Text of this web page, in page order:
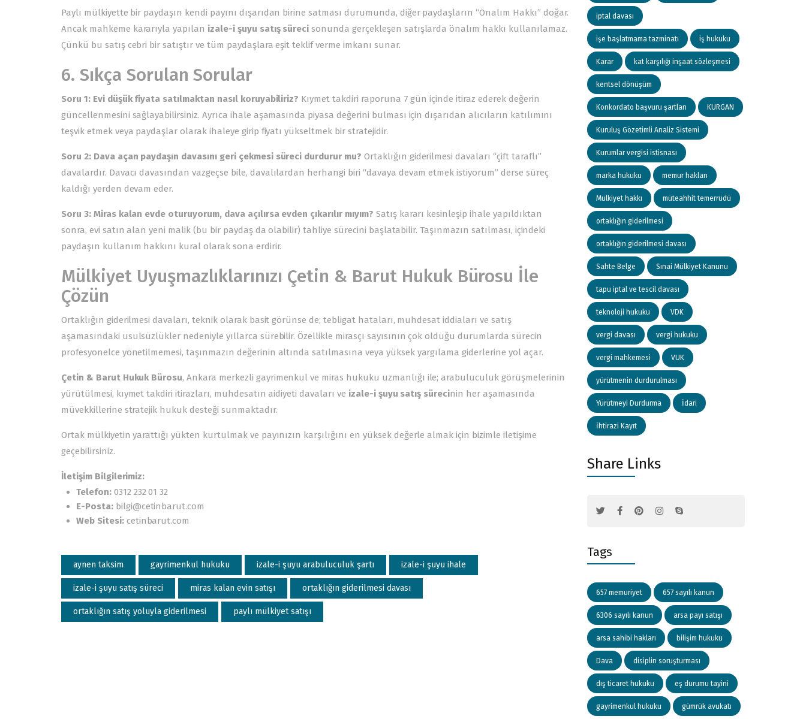
Paylı mülkiyette bir paydaşın kendi payını dışarıdan birine satması durumunda, diğer paydaşların “Önalım Hakkı” doğar.
Ancak mahkeme kararıyla yapılan izale-i şuyu satış süreci sonunda gerçekleşen satışlarda önalım hakkı kullanılamaz.
Çünkü bu satış cebri bir satıştır ve tüm paydaşlara eşit teklif verme imkanı sunar.
6. Sıkça Sorulan Sorular
Soru 1: Evi düşük fiyata satılmaktan nasıl koruyabiliriz? Kıymet takdiri raporuna 7 gün içinde itiraz ederek değerin
güncellenmesini sağlayabilirsiniz. Ayrıca ihale aşamasında piyasa değerini bulması için dışarıdan alıcıların katılımını
teşvik etmek veya paydaşlar olarak ihaleye girip fiyatı yükseltmek bir stratejidir.
Soru 2: Dava açan paydaşın davasını geri çekmesi süreci durdurur mu? Ortaklığın giderilmesi davaları “çift taraflı”
davalardır. Davacı davasından vazgeçse bile, davalılardan herhangi biri “davaya devam etmek istiyorum” derse süreç
kaldığı yerden devam eder.
Soru 3: Miras kalan evde oturuyorum, dava açılırsa evden çıkarılır mıyım? Satış kararı kesinleşip ihale yapıldıktan
sonra, evi satın alan yeni malik (bu bir paydaş da olabilir) tahliye sürecini başlatabilir. Taşınmazın satılması, içindeki
paydaşın kullanım hakkını kural olarak sona erdirir.
Mülkiyet Uyuşmazlıklarınızı Çetin & Barut Hukuk Bürosu İle
Çözün
Ortaklığın giderilmesi davaları, teknik olarak basit görünse de; tebligat hataları, muhdesat iddiaları ve satış
aşamasındaki usulsüzlükler nedeniyle yıllarca sürebilir. Özellikle mirasçı sayısının çok olduğu durumlarda sürecin
profesyonelce yönetilmemesi, taşınmazın değerinin altında satılmasına veya yüksek yargılama giderlerine yol açar.
Çetin & Barut Hukuk Bürosu, Ankara merkezli gayrimenkul ve miras hukuku uzmanlığı ile; arabuluculuk görüşmelerinin
yürütülmesi, kıymet takdiri itirazları, muhdesatın aidiyeti davaları ve izale-i şuyu satış sürecinin her aşamasında
müvekkillerine stratejik hukuk desteği sunmaktadır.
Ortak mülkiyetin yarattığı yükten kurtulmak ve payınızın karşılığını en yüksek değerle almak için bizimle iletişime
geçebilirsiniz.
İletişim Bilgilerimiz:
Telefon: 0312 232 01 32
E-Posta: bilgi@cetinbarut.com
Web Sitesi: cetinbarut.com
aynen taksim gayrimenkul hukuku izale-i şuyu arabuluculuk şartı izale-i şuyu ihale
izale-i şuyu satış süreci miras kalan evin satışı ortaklığın giderilmesi davası
ortaklığın satış yoluyla giderilmesi paylı mülkiyet satışı
iptal davası
işe başlatmama tazminatı iş hukuku
Karar kat karşılığı inşaat sözleşmesi
kentsel dönüşüm
Konkordato başvuru şartları KURGAN
Kuruluş Gözetimli Analiz Sistemi
Kurumlar vergisi istisnası
marka hukuku memur hakları
Mülkiyet hakkı müteahhit temerrüdü
ortaklığın giderilmesi
ortaklığın giderilmesi davası
Sahte Belge Sınai Mülkiyet Kanunu
tapu iptal ve tescil davası
teknoloji hukuku VDK
vergi davası vergi hukuku
vergi mahkemesi VUK
yürütmenin durdurulması
Yürütmeyi Durdurma İdari
İhtirazi Kayıt
Share Links
Tags
657 memuriyet 657 sayılı kanun
6306 sayılı kanun arsa payı satışı
arsa sahibi hakları bilişim hukuku
Dava disiplin soruşturması
dış ticaret hukuku eş durumu tayini
gayrimenkul hukuku gümrük avukatı